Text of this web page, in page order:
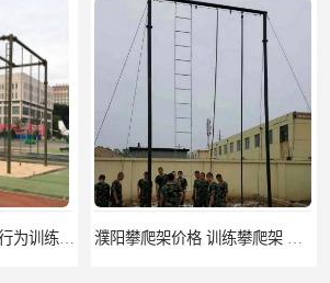
云浮攀爬架厂家 心理行为训练器材 质量保证